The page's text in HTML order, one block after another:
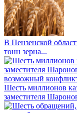
В Пензенской
тонн зерна...
Шесть миллионов
заместителя